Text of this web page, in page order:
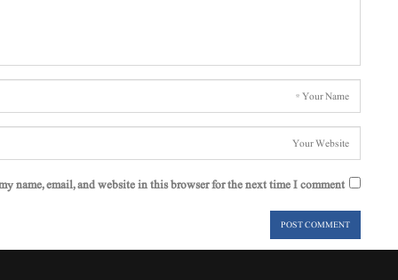
name, email, and website in this browser for the next time I comment.